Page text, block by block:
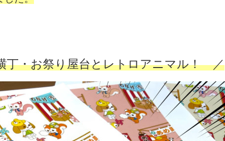
・お祭り屋台とレトロアニマル！ ／